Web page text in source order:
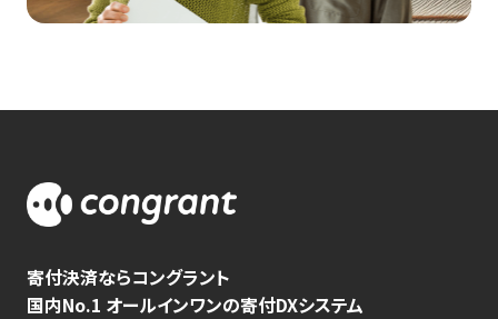
寄付決済ならコングラント
国内No.1 オールインワンの寄付DXシステム